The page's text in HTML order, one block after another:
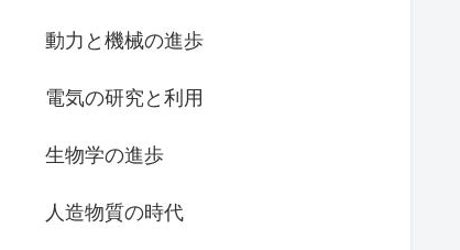
動力と機械の進歩
電気の研究と利用
生物学の進歩
人造物質の時代